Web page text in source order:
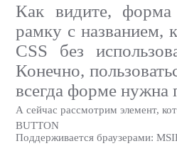
Как видите, форма
рамку с названием,
CSS без
Конечно,
всегда форме нужна
А сейчас рассмотрим элемент,
BUTTON
Поддерживается браузерами: